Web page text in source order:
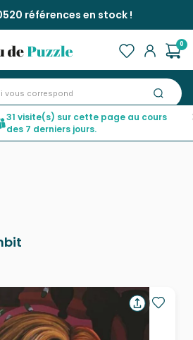
références en stock !
0
et Femmes >The Queen's Gambit
31 visite(s) sur cette page au cours
des 7 derniers jours.